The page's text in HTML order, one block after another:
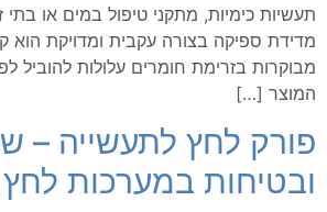
תעשיות כימיות, מתקני טיפול במים או בתי
מדידת ספיקה בצורה עקבית ומדויקת הוא
מבוקרות בזרימת חומרים עלולות להוביל
המוצר […]
פורק לחץ לתעשייה –
ובטיחות במערכות לחץ